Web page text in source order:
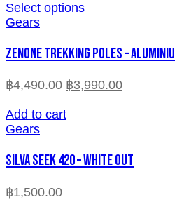
Select options
Gears
ZENONE TREKKING POLES –
฿4,490.00 ฿3,990.00
Add to cart
Gears
SILVA SEEK 420 – WHITE OUT
฿1,500.00